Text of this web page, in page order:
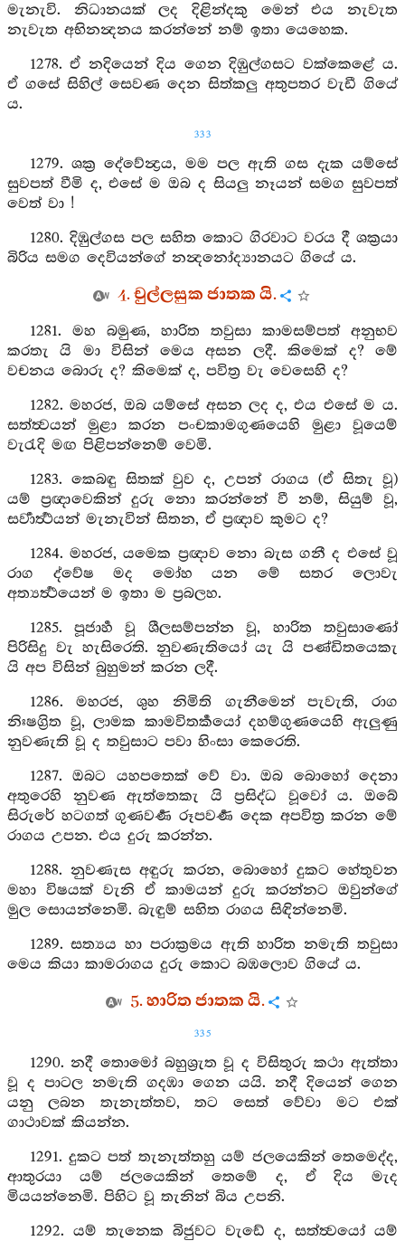
මැනැවි. නිධානයක් ලද දිළින්දකු මෙන් එය නැවැත
නැවැත අභිනන්‍දනය කරන්නේ නම් ඉතා යෙහෙක.
1278. ඒ නදියෙන් දිය ගෙන දිඹුල්ගසට වක්කෙළේ ය.
ඒ ගසේ සිහිල් සෙවණ දෙන සිත්කලු අතුපතර වැඩී ගියේ
ය.
333
1279. ශක්‍ර දේවේන්‍ද්‍රය, මම පල ඇති ගස දැක යම්සේ
සුවපත් වීමි ද, එසේ ම ඔබ ද සියලු නෑයන් සමග සුවපත්
වෙත් වා !
1280. දිඹුල්ගස පල සහිත කොට ගිරවාට වරය දී ශක්‍රයා
බිරිය සමග දෙවියන්ගේ නන්‍දනෝද්‍යානයට ගියේ ය.
4. චුල්ලසුක ජාතක යි.
1281. මහ බමුණ, හාරිත තවුසා කාමසම්පත් අනුභව
කරතැ යි මා විසින් මෙය අසන ලදී. කිමෙක් ද? මේ
වචනය බොරු ද? කිමෙක් ද, පවිත්‍ර වැ වෙසෙහි ද?
1282. මහරජ, ඔබ යම්සේ අසන ලද ද, එය එසේ ම ය.
සත්ත්‍වයන් මුළා කරන පංචකාමගුණයෙහි මුළා වූයෙම්
වැරැදි මඟ පිළිපන්නෙම් වෙමි.
1283. කෙබඳු සිතක් වුව ද, උපන් රාගය (ඒ සිතැ වූ)
යම් ප්‍රඥාවෙකින් දුරු නො කරන්නේ වී නම්, සියුම් වූ,
සර්‍වාර්‍ත්‍ථයන් මැනැවින් සිතන, ඒ ප්‍රඥාව කුමට ද?
1284. මහරජ, යමෙක ප්‍රඥාව නො බැස ගනී ද එසේ වූ
රාග ද්වේෂ මද මෝහ යන මේ සතර ලොවැ
අත්‍යර්‍ත්‍ථයෙන් ම ඉතා ම ප්‍රබලහ.
1285. පූජාර්‍හ වූ ශීලසම්පන්න වූ, හාරිත තවුසාණෝ
පිරිසිදු වැ හැසිරෙති. නුවණැතියෝ යැ යි පණ්ඩිතයෙකැ
යි අප විසින් බුහුමන් කරන ලදී.
1286. මහරජ, ශුහ නිමිති ගැනීමෙන් පැවැති, රාග
නිඃෂග්‍රිත වූ, ලාමක කාමවිතර්‍කයෝ දහම්ගුණයෙහි ඇලුණු
නුවණැති වූ ද තවුසාට පවා හිංසා කෙරෙති.
1287. ඔබට යහපතෙක් වේ වා. ඔබ බොහෝ දෙනා
අතුරෙහි නුවණ ඇත්තෙකැ යි ප්‍රසිද්ධ වූවෝ ය. ඔබේ
සිරුරේ හටගත් ගුණවර්‍ණ රූපවර්‍ණ දෙක අපවිත්‍ර කරන මේ
රාගය උපන. එය දුරු කරන්න.
1288. නුවණැස අඳුරු කරන, බොහෝ දුකට හේතුවන
මහා විෂයක් වැනි ඒ කාමයන් දුරු කරන්නට ඔවුන්ගේ
මුල සොයන්නෙමි. බැඳුම් සහිත රාගය සිඳින්නෙමි.
1289. සත්‍යය හා පරාක්‍රමය ඇති හාරිත නමැති තවුසා
මෙය කියා කාමරාගය දුරු කොට බඹලොව ගියේ ය.
5. හාරිත ජාතක යි.
335
1290. නදී තොමෝ බහුශ්‍රුත වූ ද විසිතුරු කථා ඇත්තා
වූ ද පාටල නමැති ගදඹා ගෙන යයි. නදී දියෙන් ගෙන
යනු ලබන තැනැත්තව, තට සෙත් වේවා මට එක්
ගාථාවක් කියන්න.
1291. දුකට පත් තැනැත්තහු යම් ජලයෙකින් තෙමෙද්ද,
ආතුරයා යම් ජලයෙකින් තෙමේ ද, ඒ දිය මැද
මියයන්නෙමි. පිහිට වූ තැනින් බිය උපනි.
1292. යම් තැනෙක බිජුවට වැඩේ ද, සත්ත්‍වයෝ යම්